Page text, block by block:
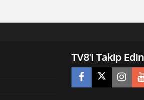
TV8'i Takip Edin